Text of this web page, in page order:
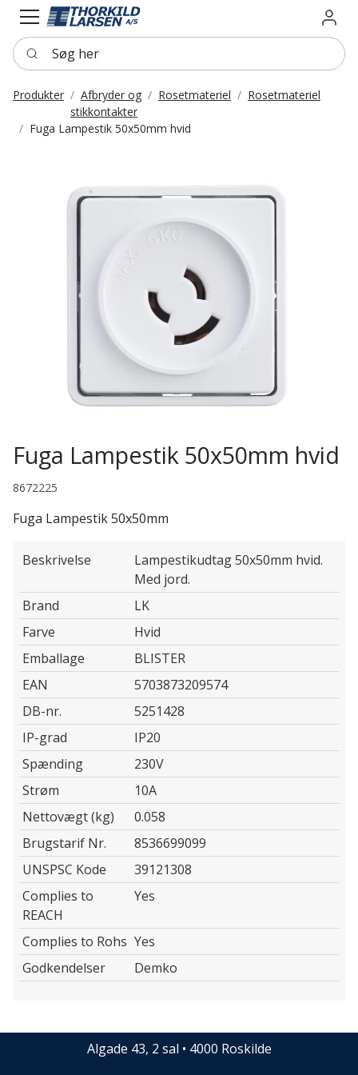
Login
Søg her
Produkter
Afbryder og
stikkontakter
Rosetmateriel Rosetmateriel
Fuga Lampestik 50x50mm hvid
Fuga Lampestik 50x50mm hvid
8672225
Fuga Lampestik 50x50mm
Beskrivelse
Lampestikudtag 50x50mm hvid.
Med jord.
Brand
LK
Farve
Hvid
Emballage
BLISTER
EAN
5703873209574
DB-nr.
5251428
IP-grad
IP20
Spænding
230V
Strøm
10A
Nettovægt (kg)
0.058
Brugstarif Nr.
8536699099
UNSPSC Kode
39121308
Complies to
REACH
Yes
Complies to Rohs Yes
Godkendelser
Demko
Algade 43, 2 sal • 4000 Roskilde